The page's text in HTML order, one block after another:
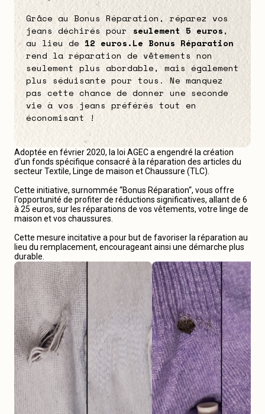
Adoptée en février 2020, la loi AGEC a engendré la création
d‘un fonds spécifique consacré à la réparation des articles du
secteur Textile, Linge de maison et Chaussure (TLC).
Cette initiative, surnommée “Bonus Réparation“, vous offre
l‘opportunité de profiter de réductions significatives, allant de 6
à 25 euros, sur les réparations de vos vêtements, votre linge de
maison et vos chaussures.
Cette mesure incitative a pour but de favoriser la réparation au
lieu du remplacement, encourageant ainsi une démarche plus
durable.
Grâce au Bonus Réparation, réparez vos
jeans déchirés pour seulement 5 euros,
au lieu de 12 euros.Le Bonus Réparation
rend la réparation de vêtements non
seulement plus abordable, mais également
plus séduisante pour tous. Ne manquez
pas cette chance de donner une seconde
vie à vos jeans préférés tout en
économisant !